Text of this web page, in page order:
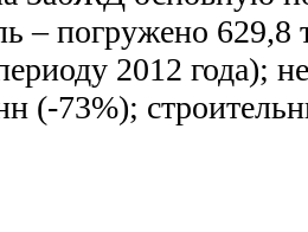
– погружено
2012 года);
(-73%);